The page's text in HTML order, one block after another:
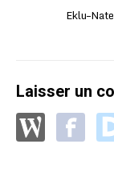
Laisser un